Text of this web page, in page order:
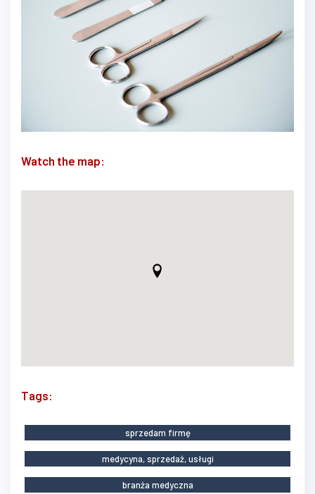
Watch the map:
Tags:
sprzedam firmę
medycyna, sprzedaż, usługi
branża medyczna